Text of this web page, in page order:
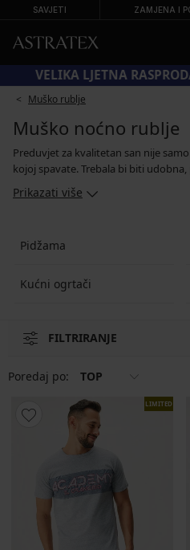
SAVJETI ZAMJENA I
VELIKA LJETNA
Muško rublje
Muško noćno rublje
Preduvjet za kvalitetan san nije
kojoj spavate. Trebala bi biti
bi ograničavala kretanje. U našoj
pidžame s dugim rukavima,
ugodne krojeve u kojima ćete se
Prikazati više
Pidžama
Kućni ogrtači
FILTRIRANJE
Poredaj po: TOP
LIMITED